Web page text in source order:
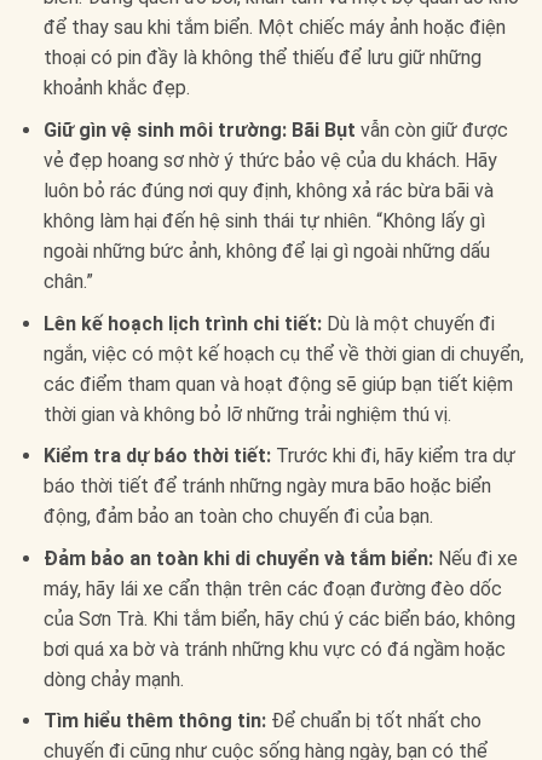
để thay sau khi tắm biển. Một chiếc máy ảnh hoặc điện
thoại có pin đầy là không thể thiếu để lưu giữ những
khoảnh khắc đẹp.
Giữ gìn vệ sinh môi trường: Bãi Bụt vẫn còn giữ được
vẻ đẹp hoang sơ nhờ ý thức bảo vệ của du khách. Hãy
luôn bỏ rác đúng nơi quy định, không xả rác bừa bãi và
không làm hại đến hệ sinh thái tự nhiên. “Không lấy gì
ngoài những bức ảnh, không để lại gì ngoài những dấu
chân.”
Lên kế hoạch lịch trình chi tiết:Dù là một chuyến đi
ngắn, việc có một kế hoạch cụ thể về thời gian di chuyển,
các điểm tham quan và hoạt động sẽ giúp bạn tiết kiệm
thời gian và không bỏ lỡ những trải nghiệm thú vị.
Kiểm tra dự báo thời tiết:Trước khi đi, hãy kiểm tra dự
báo thời tiết để tránh những ngày mưa bão hoặc biển
động, đảm bảo an toàn cho chuyến đi của bạn.
Đảm bảo an toàn khi di chuyển và tắm biển:Nếu đi xe
máy, hãy lái xe cẩn thận trên các đoạn đường đèo dốc
của Sơn Trà. Khi tắm biển, hãy chú ý các biển báo, không
bơi quá xa bờ và tránh những khu vực có đá ngầm hoặc
dòng chảy mạnh.
Tìm hiểu thêm thông tin:Để chuẩn bị tốt nhất cho
chuyến đi cũng như cuộc sống hàng ngày, bạn có thể